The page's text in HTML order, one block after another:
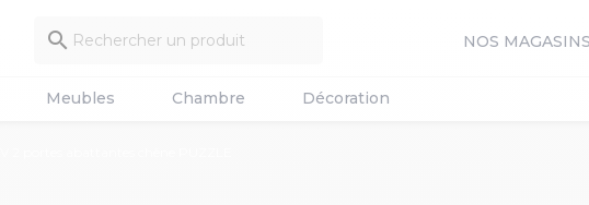
 NOS MAGASINS
Meubles Chambre Décoration